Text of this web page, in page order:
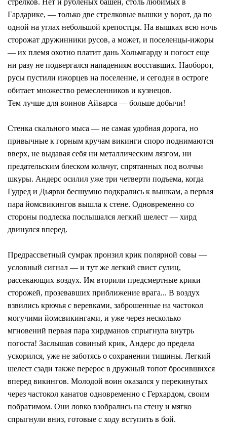
Гардарике, — только две стрелковые вышки у ворот, да по
одной на углах небольшой крепостцы. На вышках всю ночь
сторожат дружинники русов, а может, и поселенцы-ижоры
— их племя охотно платит дань Хольмгарду и погост еще
ни разу не подвергался нападениям восставших. Наоборот,
русы пустили ижорцев на поселение, и сегодня в остроге
обитает множество ремесленников и кузнецов.
Тем лучше для воинов Айварса — больше добычи!
Стенка скального мыса — не самая удобная дорога, но
привычные к горным кручам викинги споро поднимаются
вверх, не выдавая себя ни металлическим лязгом, ни
предательским блеском кольчуг, спрятанных под волчьи
шкуры. Андерс осилил уже три четверти подъема, когда
Гудред и Дьярви бесшумно подкрались к вышкам, а первая
пара йомсвикингов вышла к стене. Одновременно со
стороны подлеска послышался легкий шелест — хирд
двинулся вперед.
Предрассветный сумрак пронзил крик полярной совы —
условный сигнал — и тут же легкий свист сулиц,
рассекающих воздух. Им вторили предсмертные крики
сторожей, прозевавших приближение врага... В воздух
взвились крючья с веревками, заброшенные на частокол
могучими йомсвикингами, и уже через несколько
мгновений первая пара хирдманов спрыгнула внутрь
погоста! Заслышав совиный крик, Андерс до предела
ускорился, уже не заботясь о сохранении тишины. Легкий
шелест сзади также перерос в дружный топот бросившихся
вперед викингов. Молодой воин оказался у перекинутых
через частокол канатов одновременно с Герхардом, своим
побратимом. Они ловко взобрались на стену и мягко
спрыгнули вниз, готовые с ходу вступить в бой.